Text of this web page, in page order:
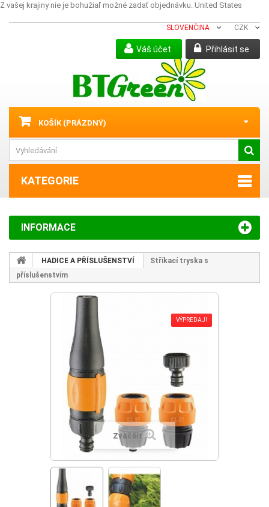
Z vašej krajiny nie je bohužiaľ možné zadať objednávku. United States
Váš účet Přihlásit se
CZK
SLOVENČINA
KOŠÍK (PRÁZDNÝ)
KATEGORIE
INFORMACE
HADICE A PŘÍSLUŠENSTVÍ
Stříkací tryska s
příslušenstvím
VÝPREDAJ!
Zväčšiť